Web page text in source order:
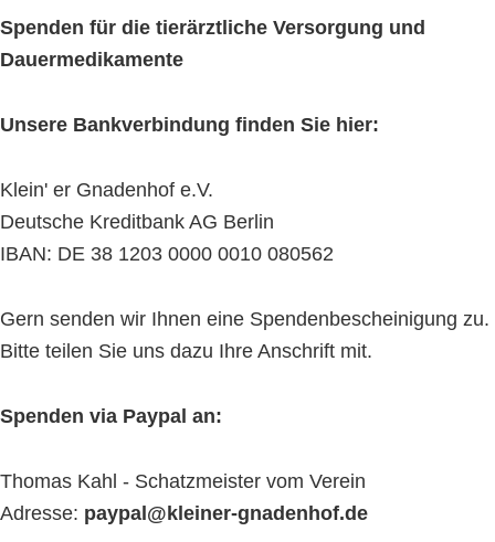
Spenden für die tierärztliche Versorgung und
Dauermedikamente
Unsere Bankverbindung finden Sie hier:
Klein' er Gnadenhof e.V.
Deutsche Kreditbank AG Berlin
IBAN: DE 38 1203 0000 0010 080562
Gern senden wir Ihnen eine Spendenbescheinigung zu.
Bitte teilen Sie uns dazu Ihre Anschrift mit.
Spenden via Paypal an:
Thomas Kahl - Schatzmeister vom Verein
Adresse: paypal@kleiner-gnadenhof.de